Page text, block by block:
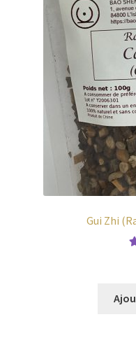
Gui Zhi